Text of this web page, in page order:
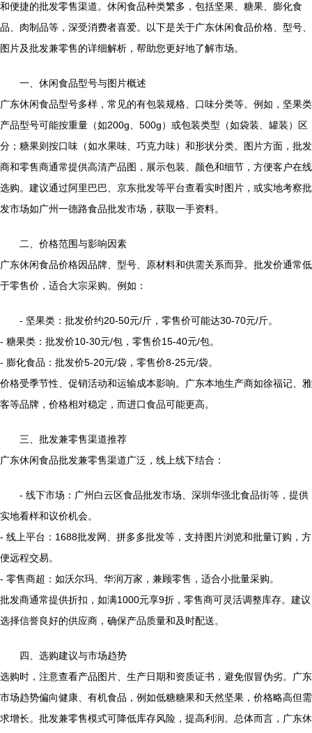
和便捷的批发零售渠道。休闲食品种类繁多，包括坚果、糖果、膨化食
品、肉制品等，深受消费者喜爱。以下是关于广东休闲食品价格、型号、
图片及批发兼零售的详细解析，帮助您更好地了解市场。
一、休闲食品型号与图片概述
广东休闲食品型号多样，常见的有包装规格、口味分类等。例如，坚果类
产品型号可能按重量（如200g、500g）或包装类型（如袋装、罐装）区
分；糖果则按口味（如水果味、巧克力味）和形状分类。图片方面，批发
商和零售商通常提供高清产品图，展示包装、颜色和细节，方便客户在线
选购。建议通过阿里巴巴、京东批发等平台查看实时图片，或实地考察批
发市场如广州一德路食品批发市场，获取一手资料。
二、价格范围与影响因素
广东休闲食品价格因品牌、型号、原材料和供需关系而异。批发价通常低
于零售价，适合大宗采购。例如：
- 坚果类：批发价约20-50元/斤，零售价可能达30-70元/斤。
- 糖果类：批发价10-30元/包，零售价15-40元/包。
- 膨化食品：批发价5-20元/袋，零售价8-25元/袋。
价格受季节性、促销活动和运输成本影响。广东本地生产商如徐福记、雅
客等品牌，价格相对稳定，而进口食品可能更高。
三、批发兼零售渠道推荐
广东休闲食品批发兼零售渠道广泛，线上线下结合：
- 线下市场：广州白云区食品批发市场、深圳华强北食品街等，提供
实地看样和议价机会。
- 线上平台：1688批发网、拼多多批发等，支持图片浏览和批量订购，方
便远程交易。
- 零售商超：如沃尔玛、华润万家，兼顾零售，适合小批量采购。
批发商通常提供折扣，如满1000元享9折，零售商可灵活调整库存。建议
选择信誉良好的供应商，确保产品质量和及时配送。
四、选购建议与市场趋势
选购时，注意查看产品图片、生产日期和资质证书，避免假冒伪劣。广东
市场趋势偏向健康、有机食品，例如低糖糖果和天然坚果，价格略高但需
求增长。批发兼零售模式可降低库存风险，提高利润。总体而言，广东休